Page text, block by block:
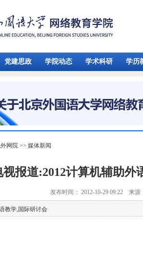
党建思政 学院动态 学术科研 学历
网院 >> 媒体新闻
报道:2012计算机辅助
发布时间： 2012-10-29 09:22 来源
教学,国际研讨会